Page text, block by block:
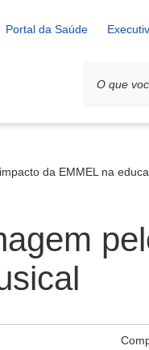
Portal da Saúde
da EMMEL na